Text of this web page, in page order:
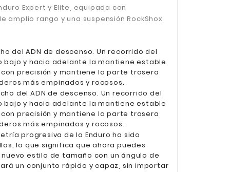
Expert y Elite, equipada con
rango y una suspensión RockShox
del ADN de descenso. Un recorrido del
y hacia adelante la mantiene estable
precisión y mantiene la parte trasera
más empinados y rocosos.
del ADN de descenso. Un recorrido del
y hacia adelante la mantiene estable
precisión y mantiene la parte trasera
más empinados y rocosos.
progresiva de la Enduro ha sido
lo que significa que ahora puedes
estilo de tamaño con un ángulo de
un conjunto rápido y capaz, sin importar